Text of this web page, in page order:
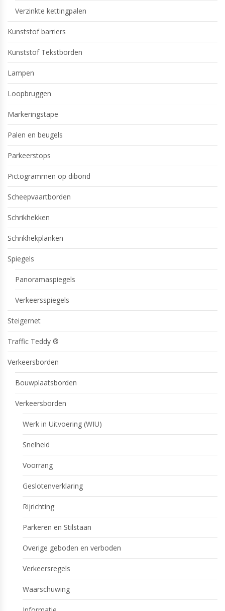
Verzinkte kettingpalen
Kunststof barriers
Kunststof Tekstborden
Lampen
Loopbruggen
Markeringstape
Palen en beugels
Parkeerstops
Pictogrammen op dibond
Scheepvaartborden
Schrikhekken
Schrikhekplanken
Spiegels
Panoramaspiegels
Verkeersspiegels
Steigernet
Traffic Teddy ®
Verkeersborden
Bouwplaatsborden
Verkeersborden
Werk in Uitvoering (WIU)
Snelheid
Voorrang
Geslotenverklaring
Rijrichting
Parkeren en Stilstaan
Overige geboden en verboden
Verkeersregels
Waarschuwing